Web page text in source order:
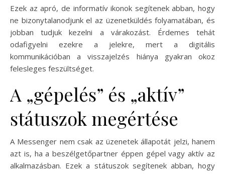
Ezek az apró, de informatív ikonok segítenek abban, hogy
ne bizonytalanodjunk el az üzenetküldés folyamatában, és
jobban tudjuk kezelni a várakozást. Érdemes tehát
odafigyelni ezekre a jelekre, mert a digitális
kommunikációban a visszajelzés hiánya gyakran okoz
felesleges feszültséget.
A „gépelés” és „aktív”
státuszok megértése
A Messenger nem csak az üzenetek állapotát jelzi, hanem
azt is, ha a beszélgetőpartner éppen gépel vagy aktív az
alkalmazásban. Ezek a státuszok segítenek abban, hogy